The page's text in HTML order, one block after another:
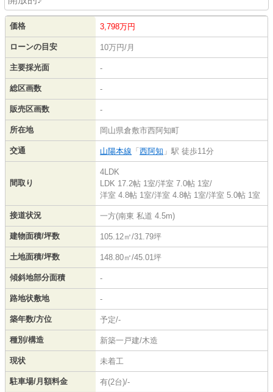
価格 3,798万円
ローンの目安 10万円/月
主要採光面 -
総区画数 -
販売区画数 -
所在地 岡山県倉敷市西阿知町
交通 山陽本線 「 西阿知 」駅 徒歩11分
間取り
4LDK
LDK 17.2帖 1室/洋室 7.0帖 1室/
洋室 4.8帖 1室/洋室 4.8帖 1室/洋室 5.0帖 1室
接道状況 一方(南東 私道 4.5m)
建物面積/坪数 105.12㎡/31.79坪
土地面積/坪数 148.80㎡/45.01坪
傾斜地部分面積 -
路地状敷地 -
築年数/方位 予定/-
種別/構造 新築一戸建/木造
現状 未着工
駐車場/月額料金 有(2台)/-